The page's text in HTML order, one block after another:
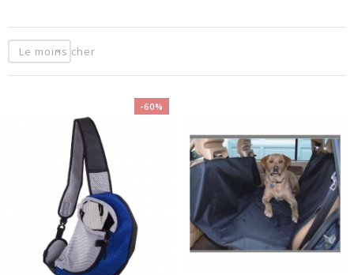
Le moins cher
-60%